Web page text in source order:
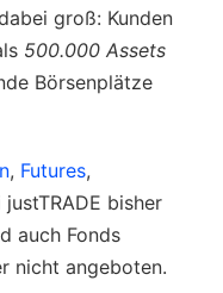
groß: Kunden
500.000 Assets
Börsenplätze
, Futures,
bisher
auch Fonds
nicht angeboten.